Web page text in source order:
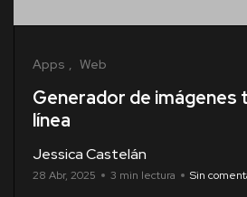
Apps Web
Generador de imágenes
línea
Jessica Castelán
28 Abr, 2025 3 min lectura Sin